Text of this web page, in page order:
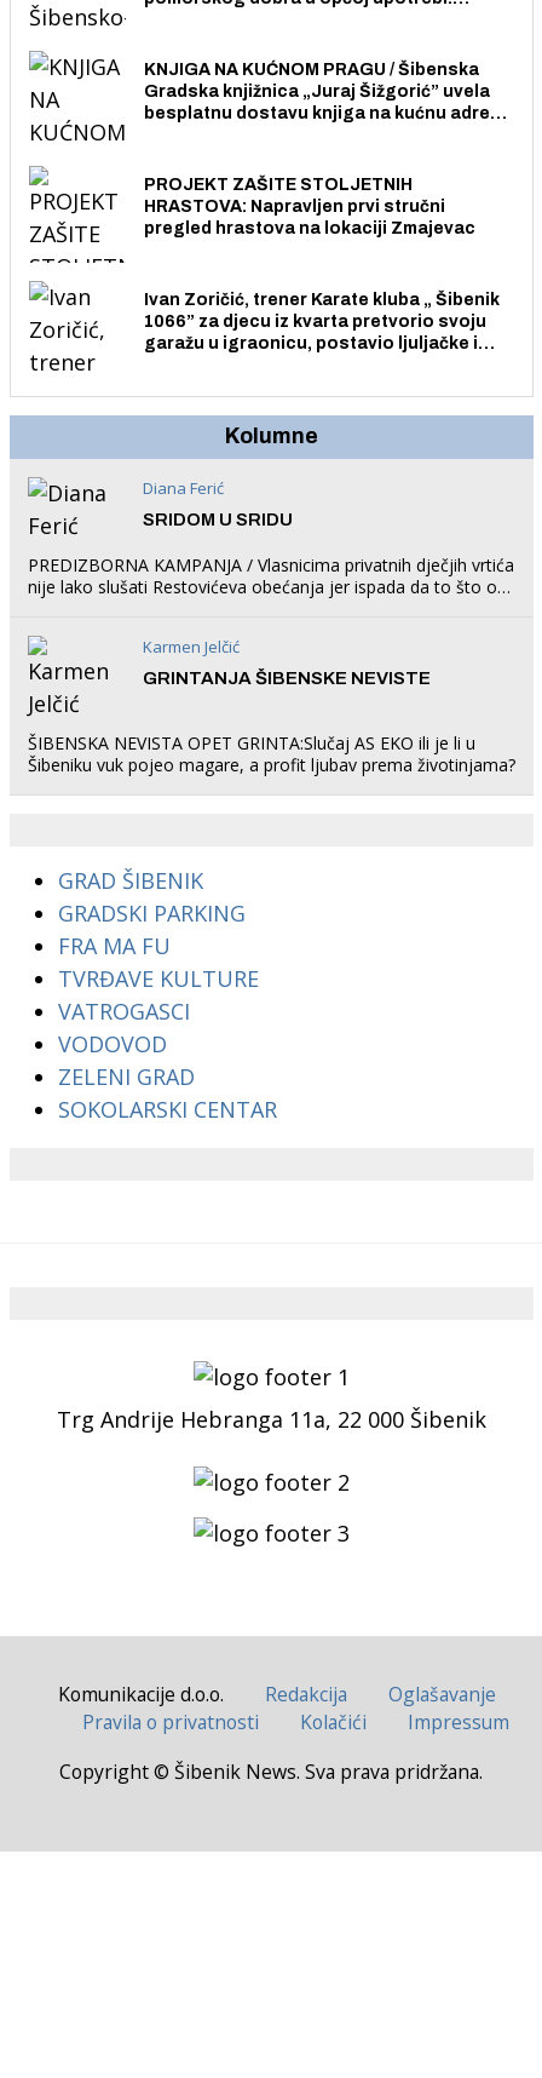
KNJIGA NA KUĆNOM PRAGU / Šibenska
Gradska knjižnica „Juraj Šižgorić” uvela
besplatnu dostavu knjiga na kućnu adresu
PROJEKT ZAŠITE STOLJETNIH
HRASTOVA: Napravljen prvi stručni
pregled hrastova na lokaciji Zmajevac
Ivan Zoričić, trener Karate kluba „ Šibenik
1066” za djecu iz kvarta pretvorio svoju
garažu u igraonicu, postavio ljuljačke i
Kolumne
Diana Ferić
SRIDOM U SRIDU
PREDIZBORNA KAMPANJA / Vlasnicima privatnih dječjih vrtića
nije lako slušati Restovićeva obećanja jer ispada da to što oni
Karmen Jelčić
GRINTANJA ŠIBENSKE NEVISTE
ŠIBENSKA NEVISTA OPET GRINTA:Slučaj AS EKO ili je li u
Šibeniku vuk pojeo magare, a profit ljubav prema životinjama?
GRAD ŠIBENIK
GRADSKI PARKING
FRA MA FU
TVRĐAVE KULTURE
VATROGASCI
VODOVOD
ZELENI GRAD
SOKOLARSKI CENTAR
Trg Andrije Hebranga 11a, 22 000 Šibenik
Komunikacije d.o.o. Redakcija
Oglašavanje
Pravila o privatnosti
Kolačići
Impressum
Copyright © Šibenik News. Sva prava pridržana.